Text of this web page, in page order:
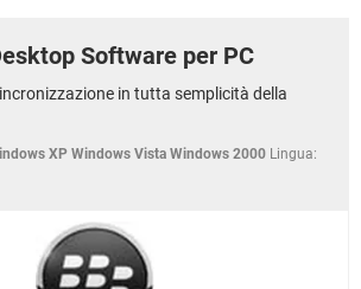
Software per PC
in tutta semplicità della
XP Windows Vista Windows 2000 Lingua: